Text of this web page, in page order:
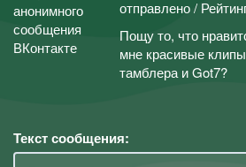
отправлено /
Пощу то, что
мне красивые
тамблера и Got7?
Текст сообщения: